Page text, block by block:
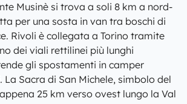
Musinè si trova a soli 8 km a nord-
per una sosta in van tra boschi di
Rivoli è collegata a Torino tramite
dei viali rettilinei più lunghi
gli spostamenti in camper
La Sacra di San Michele, simbolo del
25 km verso ovest lungo la Val